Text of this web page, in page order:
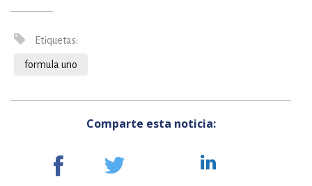
Etiquetas:
formula uno
Comparte esta noticia: